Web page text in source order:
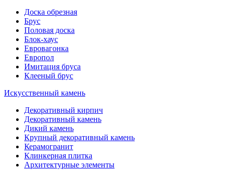
Доска обрезная
Брус
Половая доска
Блок-хаус
Евровагонка
Европол
Имитация бруса
Клееный брус
Искусственный камень
Декоративный кирпич
Декоративный камень
Дикий камень
Крупный декоративный камень
Керамогранит
Клинкерная плитка
Архитектурные элементы